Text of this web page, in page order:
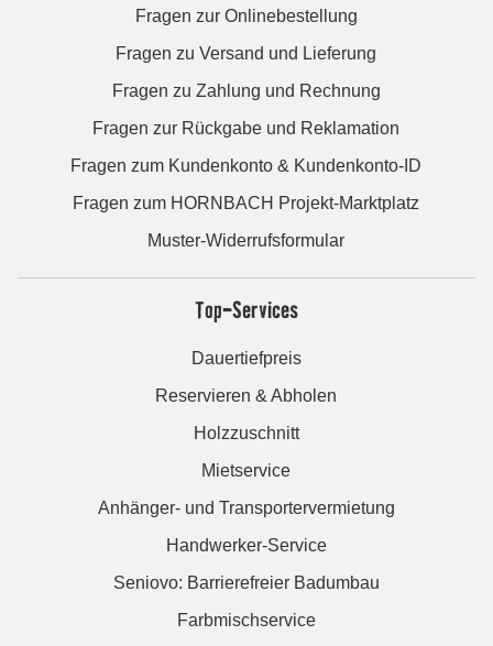
Fragen zur Onlinebestellung
Fragen zu Versand und Lieferung
Fragen zu Zahlung und Rechnung
Fragen zur Rückgabe und Reklamation
Fragen zum Kundenkonto & Kundenkonto-ID
Fragen zum HORNBACH Projekt-Marktplatz
Muster-Widerrufsformular
Top-Services
Dauertiefpreis
Reservieren & Abholen
Holzzuschnitt
Mietservice
Anhänger- und Transportervermietung
Handwerker-Service
Seniovo: Barrierefreier Badumbau
Farbmischservice